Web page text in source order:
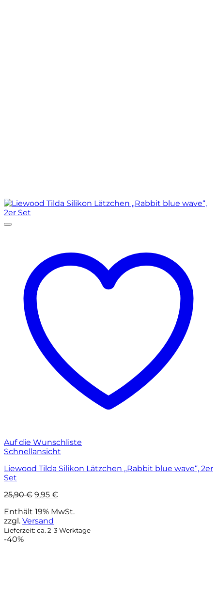
Auf die Wunschliste
Schnellansicht
Liewood Tilda Silikon Lätzchen „Rabbit blue wave“, 2er
Set
25,90€ Ursprünglicher
war:
25,90 €
9,95 €
ist:
Enthält 19% MwSt.
zzgl. Versand
Lieferzeit: ca. 2-3 Werktage
-40%